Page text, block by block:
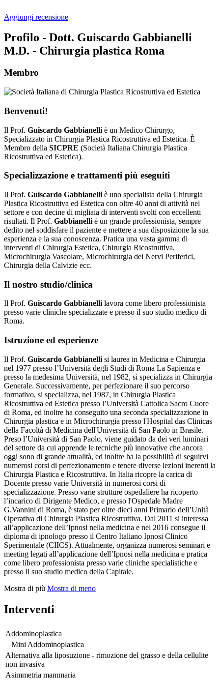
Aggiungi recensione
Profilo - Dott. Guiscardo Gabbianelli
M.D. - Chirurgia plastica Roma
Membro
Benvenuti!
Il Prof. Guiscardo Gabbianelli è un Medico Chirurgo,
Specializzato in Chirurgia Plastica Ricostruttiva ed Estetica. È
Membro della SICPRE (Società Italiana Chirurgia Plastica
Ricostruttiva ed Estetica).
Specializzazione e trattamenti più eseguiti
Il Prof. Guiscardo Gabbianelli è uno specialista della Chirurgia
Plastica Ricostruttiva ed Estetica con oltre 40 anni di attività nel
settore e con decine di migliaia di interventi svolti con eccellenti
risultati. Il Prof. Gabbianelli è un grande professionista, sempre
dedito nel soddisfare il paziente e mettere a sua disposizione la sua
esperienza e la sua conoscenza. Pratica una vasta gamma di
interventi di Chirurgia Estetica, Chirurgia Ricostruttiva,
Microchirurgia Vascolare, Microchirurgia dei Nervi Periferici,
Chirurgia della Calvizie ecc.
Il nostro studio/clinica
Il Prof. Guiscardo Gabbianelli lavora come libero professionista
presso varie cliniche specializzate e presso il suo studio medico di
Roma.
Istruzione ed esperienze
Il Prof. Guiscardo Gabbianelli si laurea in Medicina e Chirurgia
nel 1977 presso l’Università degli Studi di Roma La Sapienza e
presso la medesima Università, nel 1982, si specializza in Chirurgia
Generale. Successivamente, per perfezionare il suo percorso
formativo, si specializza, nel 1987, in Chirurgia Plastica
Ricostruttiva ed Estetica presso l’Università Cattolica Sacro Cuore
di Roma, ed inoltre ha conseguito una seconda specializzazione in
Chirurgia plastica e in Microchirurgia presso l'Hospital das Clinicas
della Facoltà di Medicina dell'Università di San Paolo in Brasile.
Preso l’Università di San Paolo, viene guidato da dei veri luminari
del settore da cui apprende le tecniche più innovative che ancora
oggi sono di grande attualità, ed inoltre ha la possibilità di seguirvi
numerosi corsi di perfezionamento e tenere diverse lezioni inerenti la
Chirurgia Plastica e Ricostruttiva. In Italia ricopre la carica di
Docente presso varie Università in numerosi corsi di
specializzazione. Presso varie strutture ospedaliere ha ricoperto
l’incarico di Dirigente Medico, e presso l'Ospedale Madre
G.Vannini di Roma, è stato per oltre dieci anni Primario dell’Unità
Operativa di Chirurgia Plastica Ricostruttiva. Dal 2011 si interessa
all’applicazione dell’Ipnosi nella medicina e nel 2016 consegue il
diploma di ipnologo presso il Centro Italiano Ipnosi Clinico
Sperimentale (CIICS). Attualmente, organizza numerosi seminari e
meeting legati all’applicazione dell’Ipnosi nella medicina e pratica
come libero professionista presso varie cliniche specialistiche e
presso il suo studio medico della Capitale.
Mostra di più Mostra di meno
Interventi
Addominoplastica
Mini Addominoplastica
Alternativa alla liposuzione - rimozione del grasso e della cellulite
non invasiva
Asimmetria mammaria